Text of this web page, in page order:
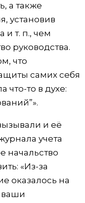
а также
установив
и т. п., чем
руководства.
что
самих себя
что-то в духе:
и её
учета
начальство
«Из-за
оказалось на